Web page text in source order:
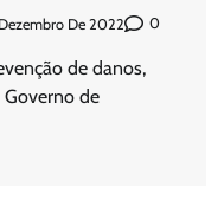
De 2022 0
de danos,
de